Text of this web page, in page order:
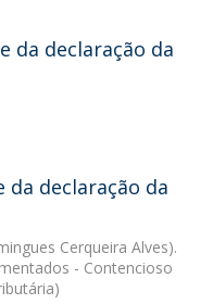
da declaração da
da declaração da
Cerqueira Alves).
- Contencioso